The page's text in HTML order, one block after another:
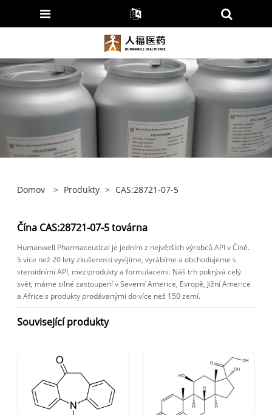
Domov > Produkty > CAS:28721-07-5
Čína CAS:28721-07-5 továrna
Humanwell Pharmaceutical je jedním z největších výrobců API v Číně.
S více než 20 lety zkušeností vyvíjíme, vyrábíme a obchodujeme s
steroidními API, meziprodukty a formulacemi. Náš trh pokrývá celý
svět, máme silné zastoupení v Severní Americe, Evropě, Jižní Americe
a Africe s produkty prodávanými do více než 150 zemí.
Související produkty